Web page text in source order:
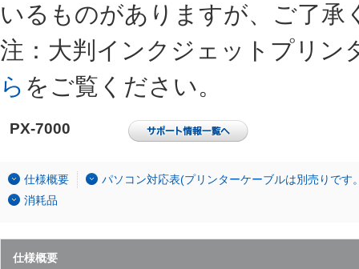
いるものがありますが、ご了承
注：大判インクジェットプリン
ら をご覧ください。
PX-7000
仕様概要
パソコン対応表(プリンターケーブルは別売りです
消耗品
仕様概要